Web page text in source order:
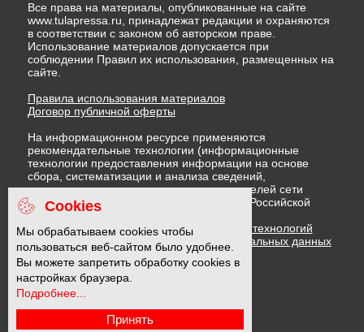
Все права на материалы, опубликованные на сайте
www.tulapressa.ru, принадлежат редакции и охраняются
в соответствии с законом об авторском праве.
Использование материалов допускается при
соблюдении Правил их использования, размещенных на
сайте.
Правила использования материалов
Договор публичной оферты
На информационном ресурсе применяются
рекомендательные технологии (информационные
технологии предоставления информации на основе
сбора, систематизации и анализа сведений,
относящихся к предпочтениям пользователей сети
"Интернет", находящихся на территории Российской
Федерации)
Правила применения рекомендательных технологий
Политика в отношении обработки персональных данных
Политика обработки файлов cookie
16 +
Cookies
Мы обрабатываем cookies чтобы
пользоваться веб-сайтом было удобнее.
Вы можете запретить обработку cookies в
настройках браузера.
Подробнее...
Принять